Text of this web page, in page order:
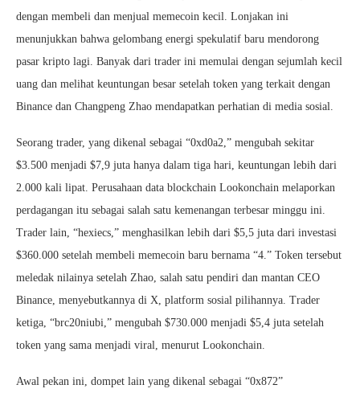
dengan membeli dan menjual memecoin kecil. Lonjakan ini
menunjukkan bahwa gelombang energi spekulatif baru mendorong
pasar kripto lagi. Banyak dari trader ini memulai dengan sejumlah kecil
uang dan melihat keuntungan besar setelah token yang terkait dengan
Binance dan Changpeng Zhao mendapatkan perhatian di media sosial.
Seorang trader, yang dikenal sebagai “0xd0a2,” mengubah sekitar
$3.500 menjadi $7,9 juta hanya dalam tiga hari, keuntungan lebih dari
2.000 kali lipat. Perusahaan data blockchain Lookonchain melaporkan
perdagangan itu sebagai salah satu kemenangan terbesar minggu ini.
Trader lain, “hexiecs,” menghasilkan lebih dari $5,5 juta dari investasi
$360.000 setelah membeli memecoin baru bernama “4.” Token tersebut
meledak nilainya setelah Zhao, salah satu pendiri dan mantan CEO
Binance, menyebutkannya di X, platform sosial pilihannya. Trader
ketiga, “brc20niubi,” mengubah $730.000 menjadi $5,4 juta setelah
token yang sama menjadi viral, menurut Lookonchain.
Awal pekan ini, dompet lain yang dikenal sebagai “0x872”